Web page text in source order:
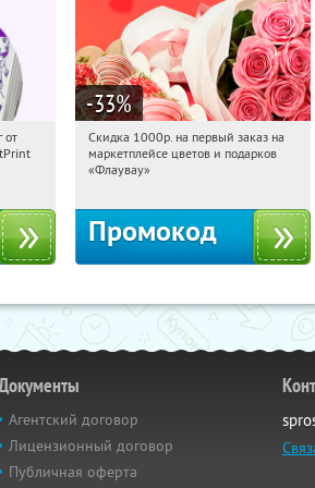
от
-33%
15:11:22 Получили:
Россия
Скидка 1000р. на первый заказ на
маркетплейсе цветов и подарков
«Флаувау»
Промокод
Агентский договор
Лицензионный договор
Публичная оферта